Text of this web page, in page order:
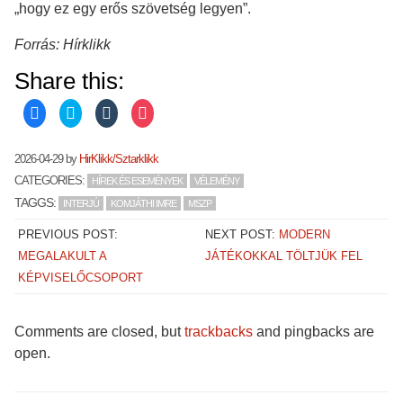
„hogy ez egy erős szövetség legyen”.
Forrás: Hírklikk
Share this:
C
l
k
t
o
s
h
a
e
o
n
F
a
c
o
k
(
O
C
l
k
t
o
s
h
a
e
o
n
T
w
i
r
(
C
l
k
t
o
s
h
a
e
o
u
m
(
O
C
l
k
t
o
s
h
a
(
O
2026-04-29by HirKlikk/Sztarklikk
CATEGORIES:
HÍREK ÉS ESEMÉNYEK VÉLEMÉNY
TAGGS: INTERJÚ KOMJÁTHI IMRE MSZP
PREVIOUS POST:
MEGALAKULT A
KÉPVISELŐCSOPORT
NEXT POST: MODERN
JÁTÉKOKKAL TÖLTJÜK FEL
Comments are closed, buttrackbacks and pingbacks are
open.